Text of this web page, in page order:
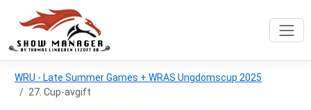
WRU - Late Summer Games + WRAS Ungdomscup 2025
27. Cup-avgift